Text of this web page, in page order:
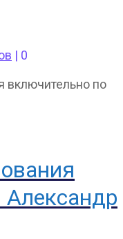
| 0
включительно по
Александр